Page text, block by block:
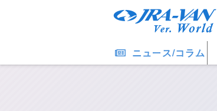
ニュース/コラム